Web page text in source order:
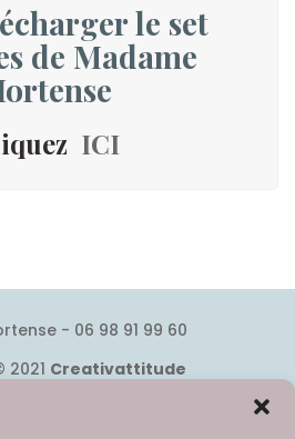
le set
de Madame
ICI
- 06 98 91 99 60
2021 Creativattitude
@Reg'Arts